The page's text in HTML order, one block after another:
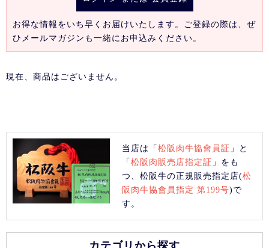
お得な情報をいち早くお届けいたします。ご登録の際は、ぜ
ひメールマガジンも一緒にお申込みください。
現在、商品はございません。
当店は「松阪肉牛協會員証 」と
「松阪肉販売店指定証 」をも
つ、松阪牛の正規販売指定店(松
阪肉牛協會員指定 第199号)で
す。